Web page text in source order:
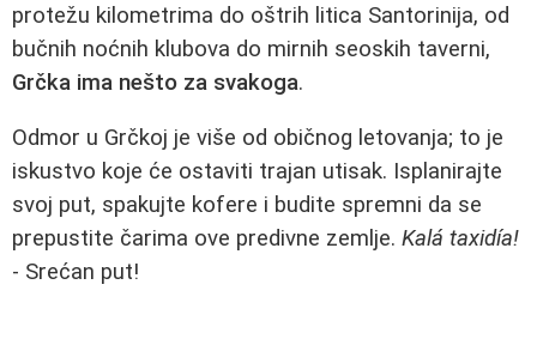
protežu kilometrima do oštrih litica Santorinija, od
bučnih noćnih klubova do mirnih seoskih taverni,
Grčka ima nešto za svakoga.
Odmor u Grčkoj je više od običnog letovanja; to je
iskustvo koje će ostaviti trajan utisak. Isplanirajte
svoj put, spakujte kofere i budite spremni da se
prepustite čarima ove predivne zemlje. Kalá taxidía!
- Srećan put!